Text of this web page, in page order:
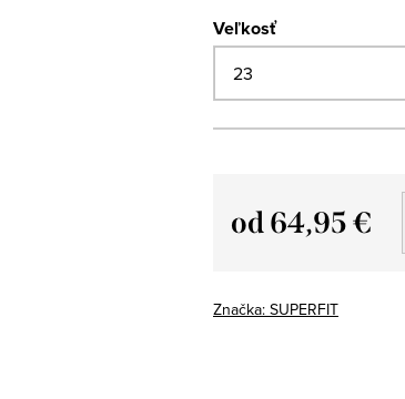
Veľkosť
od64,95 €
Značka: SUPERFIT